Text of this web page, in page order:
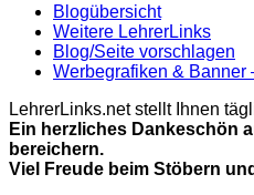
Blogübersicht
Weitere LehrerLinks
Blog/Seite vorschlagen
Werbegrafiken & Banner
LehrerLinks.net stellt Ihnen
Ein herzliches Dankeschön
bereichern.
Viel Freude beim Stöbern